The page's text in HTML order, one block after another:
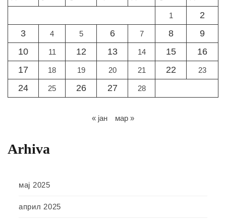
1
2
3
4 5 6 7 8
9
10
11 12 13 14 15
16
17
18 19 20 21 22 23
24 25 26 27 28
« јан мар »
Arhiva
мај 2025
април 2025